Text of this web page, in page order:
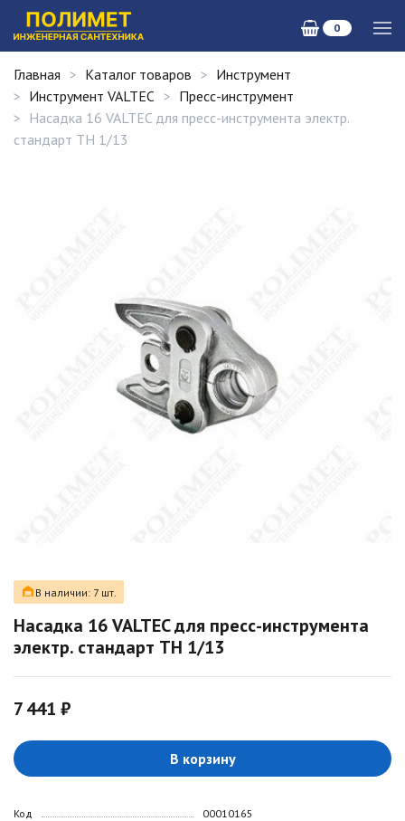
0
Главная Каталог товаров
Инструмент
Инструмент VALTEC
Пресс-инструмент
Насадка 16 VALTEC для пресс-инструмента электр.
стандарт TH 1/13
В наличии: 7 шт.
Насадка 16 VALTEC для пресс-инструмента
электр. стандарт TH 1/13
7 441 ₽
В корзину
Код 00010165